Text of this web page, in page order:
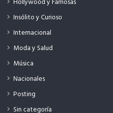
Insólito y Curioso
Internacional
Moda y Salud
Música
Nacionales
Posting
Sin categoría